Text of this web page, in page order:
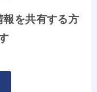
報を共有する方